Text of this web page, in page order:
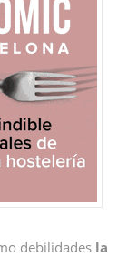
debilidades la